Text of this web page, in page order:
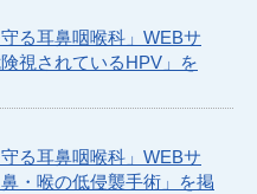
る耳鼻咽喉科」WEBサ
視されているHPV」を
る耳鼻咽喉科」WEBサ
・喉の低侵襲手術」を掲